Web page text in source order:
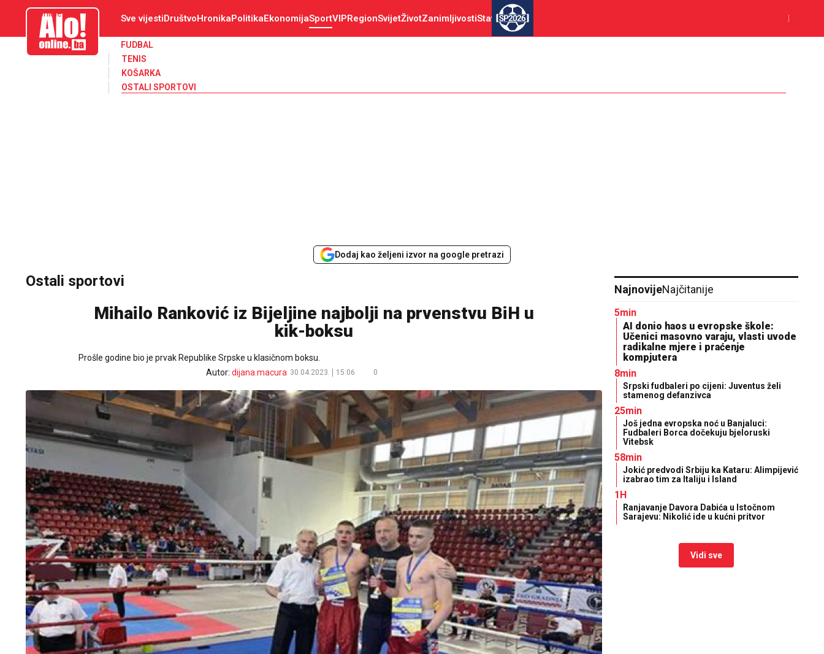
aloonline.ba Sve vijestiDruštvoHronikaPolitikaEkonomijaSportVIPRegionSvijetŽivotZanimljivostiStav SP2026
FUDBAL
TENIS
KOŠARKA
OSTALI SPORTOVI
Dodaj kao željeni izvor na google pretrazi
Ostali sportovi
Mihailo Ranković iz Bijeljine najbolji na prvenstvu BiH u
kik-boksu
Prošle godine bio je prvak Republike Srpske u klasičnom boksu.
Autor: dijana.macura 30.04.2023. 15:06 0
NajnovijeNajčitanije
5min
AI donio haos u evropske škole:
Učenici masovno varaju, vlasti uvode
radikalne mjere i praćenje
kompjutera
8min
Srpski fudbaleri po cijeni: Juventus želi
stamenog defanzivca
25min
Još jedna evropska noć u Banjaluci:
Fudbaleri Borca dočekuju bjeloruski
Vitebsk
58min
Jokić predvodi Srbiju ka Kataru: Alimpijević
izabrao tim za Italiju i Island
1H
Ranjavanje Davora Dabića u Istočnom
Sarajevu: Nikolić ide u kućni pritvor
Vidi sve